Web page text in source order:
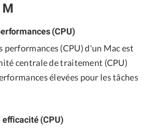
(CPU)
performances (CPU) d'un Mac est
centrale de traitement (CPU)
élevées pour les tâches
(CPU)